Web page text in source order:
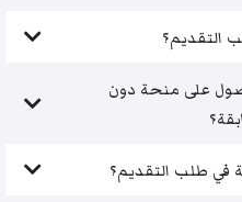
التقديم؟
على منحة دون
في طلب التقديم؟